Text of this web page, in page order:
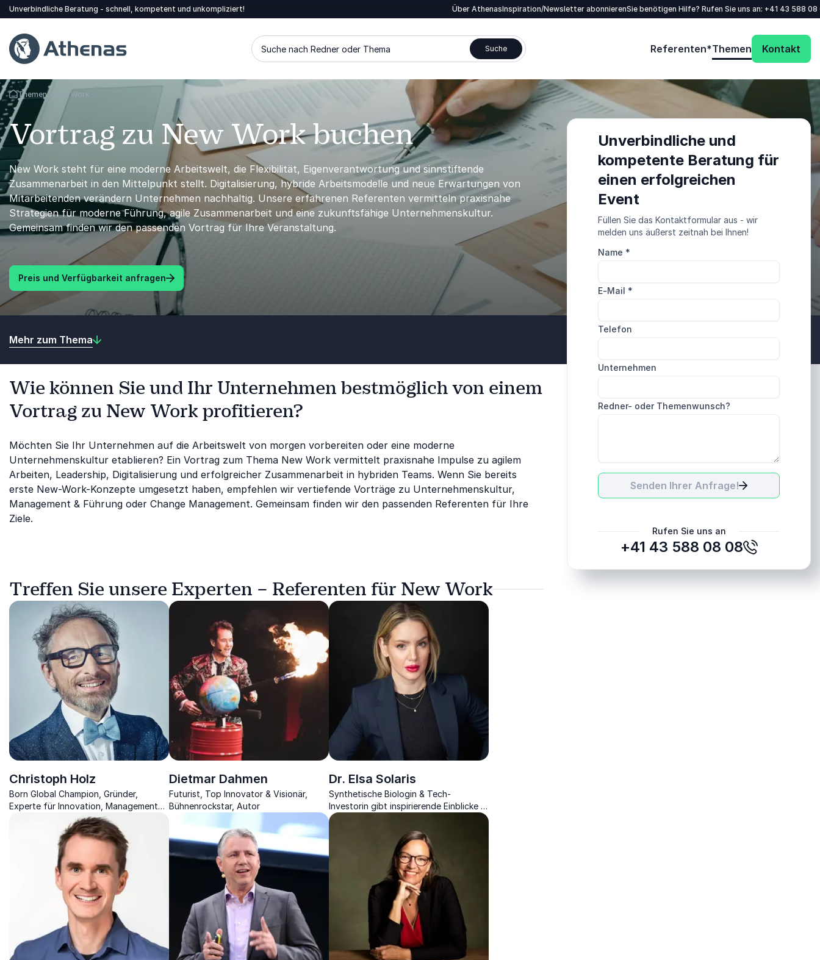
Unverbindliche Beratung - schnell, kompetent und unkompliziert! Über AthenasInspiration/Newsletter abonnierenSie benötigen Hilfe? Rufen Sie uns an: +41 43 588 08
Suche nach Redner oder Thema Suche Referenten*Themen Kontakt
Zurück zur Startseite
Themen New Work
Vortrag zu New Work buchen
New Work steht für eine moderne Arbeitswelt, die Flexibilität, Eigenverantwortung und sinnstiftende
Zusammenarbeit in den Mittelpunkt stellt. Digitalisierung, hybride Arbeitsmodelle und neue Erwartungen von
Mitarbeitenden verändern Unternehmen nachhaltig. Unsere erfahrenen Referenten vermitteln praxisnahe
Strategien für moderne Führung, agile Zusammenarbeit und eine zukunftsfähige Unternehmenskultur.
Gemeinsam finden wir den passenden Vortrag für Ihre Veranstaltung.
Preis und Verfügbarkeit anfragen
Unverbindliche und
kompetente Beratung für
einen erfolgreichen
Event
Füllen Sie das Kontaktformular aus - wir
melden uns äußerst zeitnah bei Ihnen!
Name *
E-Mail *
Telefon
Unternehmen
Redner- oder Themenwunsch?
Senden Ihrer Anfrage!
Rufen Sie uns an
+41 43 588 08 08
Mehr zum Thema
Wie können Sie und Ihr Unternehmen bestmöglich von einem
Vortrag zu New Work profitieren?
Möchten Sie Ihr Unternehmen auf die Arbeitswelt von morgen vorbereiten oder eine moderne
Unternehmenskultur etablieren? Ein Vortrag zum Thema New Work vermittelt praxisnahe Impulse zu agilem
Arbeiten, Leadership, Digitalisierung und erfolgreicher Zusammenarbeit in hybriden Teams. Wenn Sie bereits
erste New-Work-Konzepte umgesetzt haben, empfehlen wir vertiefende Vorträge zu Unternehmenskultur,
Management & Führung oder Change Management. Gemeinsam finden wir den passenden Referenten für Ihre
Ziele.
Treffen Sie unsere Experten – Referenten für New Work
Christoph Holz
Born Global Champion, Gründer,
Experte für Innovation, Management
und neue Technologien in grossen und
kleinen Unternehmen
Dietmar Dahmen
Futurist, Top Innovator & Visionär,
Bühnenrockstar, Autor
Dr. Elsa Solaris
Synthetische Biologin & Tech-
Investorin gibt inspirierende Einblicke in
die Biotechnologie der Zukunft